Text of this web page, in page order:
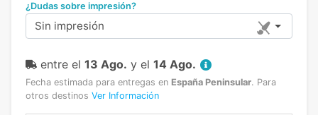
¿Dudas sobre impresión?
Sin impresión
entre el 13 Ago. y el 14 Ago.
Fecha estimada para entregas en España Peninsular. Para
otros destinos Ver Información